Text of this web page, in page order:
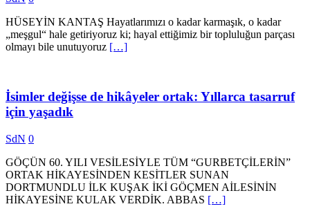
HÜSEYİN KANTAŞ Hayatlarımızı o kadar karmaşık, o kadar
„meşgul“ hale getiriyoruz ki; hayal ettiğimiz bir topluluğun parçası
olmayı bile unutuyoruz […]
İsimler değişse de hikâyeler ortak: Yıllarca tasarruf
için yaşadık
SdN 0
GÖÇÜN 60. YILI VESİLESİYLE TÜM “GURBETÇİLERİN”
ORTAK HİKAYESİNDEN KESİTLER SUNAN
DORTMUNDLU İLK KUŞAK İKİ GÖÇMEN AİLESİNİN
HİKAYESİNE KULAK VERDİK. ABBAS […]